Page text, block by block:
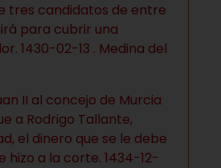
tres candidatos de entre
para cubrir una
1430-02-13 . Medina del
II al concejo de Murcia
a Rodrigo Tallante,
el dinero que se le debe
hizo a la corte. 1434-12-